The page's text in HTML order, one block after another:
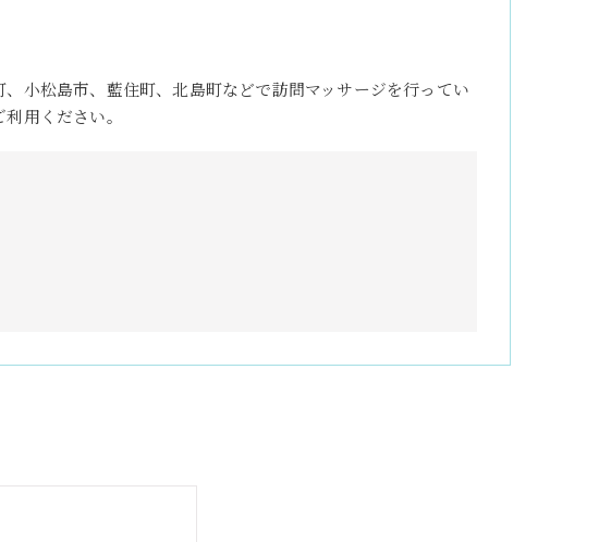
小松島市、藍住町、北島町などで訪問マッサージを行ってい
用ください。